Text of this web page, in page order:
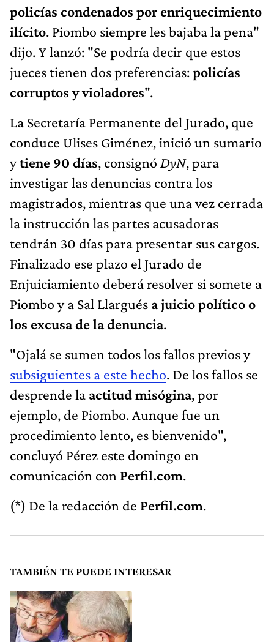
policías condenados por enriquecimiento
ilícito. Piombo siempre les bajaba la pena"
dijo. Y lanzó: "Se podría decir que estos
jueces tienen dos preferencias:policías
corruptos y violadores".
La Secretaría Permanente del Jurado, que
conduce Ulises Giménez, inició un sumario
ytiene 90 días, consignó DyN, para
investigar las denuncias contra los
magistrados, mientras que una vez cerrada
la instrucción las partes acusadoras
tendrán 30 días para presentar sus cargos.
Finalizado ese plazo el Jurado de
Enjuiciamiento deberá resolver si somete a
Piombo y a Sal Llargués a juicio político o
los excusa de la denuncia.
"Ojalá se sumen todos los fallos previos y
subsiguientes a este hecho. De los fallos se
desprende la actitud misógina, por
ejemplo, de Piombo. Aunque fue un
procedimiento lento, es bienvenido",
concluyó Pérez este domingo en
comunicación con Perfil.com.
(*) De la redacción de Perfil.com.
TAMBIÉN TE PUEDE INTERESAR